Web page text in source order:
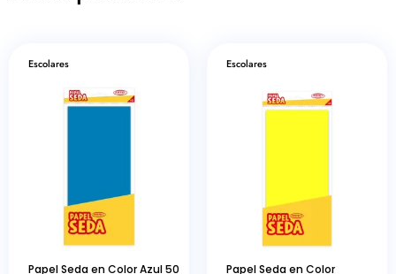
Escolares
Papel Seda en Color Azul 50
Escolares
Papel Seda en Color